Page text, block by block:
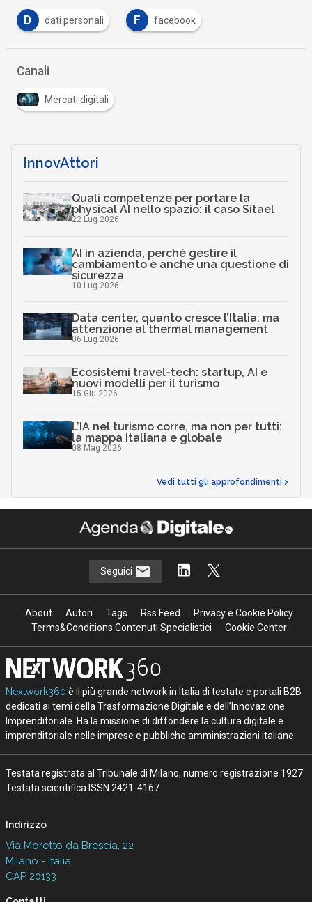
D dati personali F facebook
Canali
Mercati digitali
InnovAttori
Quali competenze per portare la
physical AI nello spazio: il caso Sitael
22 Lug 2026
AI in azienda, perché gestire il
cambiamento è anche una questione di
sicurezza
10 Lug 2026
Data center, quanto cresce l’Italia: ma
attenzione al thermal management
06 Lug 2026
Ecosistemi travel-tech: startup, AI e
nuovi modelli per il turismo
15 Giu 2026
L’IA nel turismo corre, ma non per tutti:
la mappa italiana e globale
08 Mag 2026
Vedi tutti gli approfondimenti >
Seguici
About Autori Tags Rss Feed
Privacy e Cookie Policy
Terms&Conditions Contenuti Specialistici
Cookie Center
Nextwork360 è il più grande network in Italia di testate e portali B2B
dedicati ai temi della Trasformazione Digitale e dell’Innovazione
Imprenditoriale. Ha la missione di diffondere la cultura digitale e
imprenditoriale nelle imprese e pubbliche amministrazioni italiane.
Testata registrata al Tribunale di Milano, numero registrazione 1927.
Testata scientifica ISSN 2421-4167
Indirizzo
Via Moretto da Brescia, 22
Milano - Italia
CAP 20133